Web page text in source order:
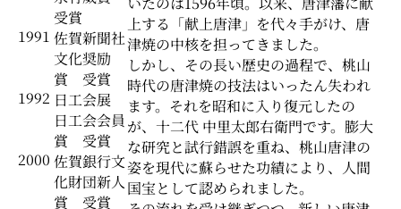
受賞
1991 佐賀新聞社
文化奨励
賞 受賞
1992 日工会展
日工会会員
賞 受賞
2000 佐賀銀行文
化財団新人
賞 受賞
上する「献上唐津」を代々手がけ、唐
津焼の中核を担ってきました。
しかし、その長い歴史の過程で、桃山
時代の唐津焼の技法はいったん失われ
ます。それを昭和に入り復元したの
が、十二代 中里太郎右衛門です。膨大
な研究と試行錯誤を重ね、桃山唐津の
姿を現代に蘇らせた功績により、人間
国宝として認められました。